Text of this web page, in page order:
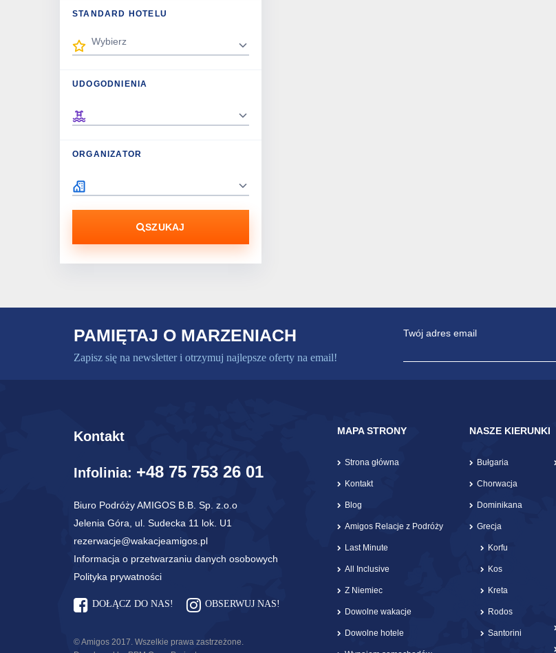
STANDARD HOTELU
UDOGODNIENIA
ORGANIZATOR
SZUKAJ
PAMIĘTAJ O MARZENIACH
Zapisz się na newsletter i otrzymuj najlepsze oferty na email!
Twój adres email
Kontakt
Infolinia: +48 75 753 26 01
Biuro Podróży AMIGOS B.B. Sp. z.o.o
Jelenia Góra, ul. Sudecka 11 lok. U1
rezerwacje@wakacjeamigos.pl
Informacja o przetwarzaniu danych osobowych
Polityka prywatności
DOŁĄCZ DO NAS! OBSERWUJ NAS!
© Amigos 2017. Wszelkie prawa zastrzeżone.
MAPA STRONY
Strona główna
Kontakt
Blog
Amigos Relacje z Podróży
Last Minute
All Inclusive
Z Niemiec
Dowolne wakacje
Dowolne hotele
NASZE KIERUNKI
Bułgaria
Chorwacja
Dominikana
Grecja
Korfu
Kos
Kreta
Rodos
Santorini